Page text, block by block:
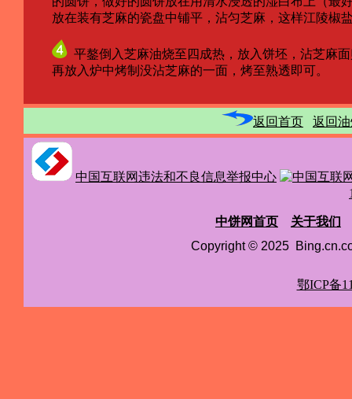
放在装有芝麻的瓷盘中铺平，沾匀芝麻，这样江陵椒
平鏊倒入芝麻油烧至四成热，放入饼坯，沾芝麻
再放入炉中烤制没沾芝麻的一面，烤至熟透即可。
返回首页 返回
中国互联网违法和不良信息举报中心
中饼网首页
关于我们
Copyright © 2025
鄂ICP备